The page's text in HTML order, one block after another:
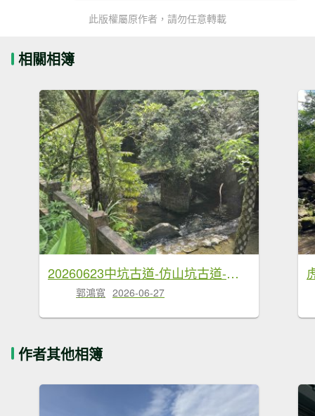
此版權屬原作者，請勿任意轉載
相關相簿
20260623中坑古道-仿山坑古道-火燒寮古道徹退
郭鴻寬 2026-06-27
作者其他相簿